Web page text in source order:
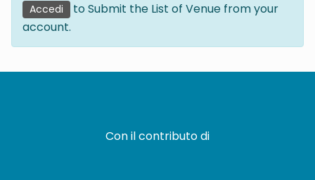
Accedi
to Submit the List of Venue from your
account.
Con il contributo di